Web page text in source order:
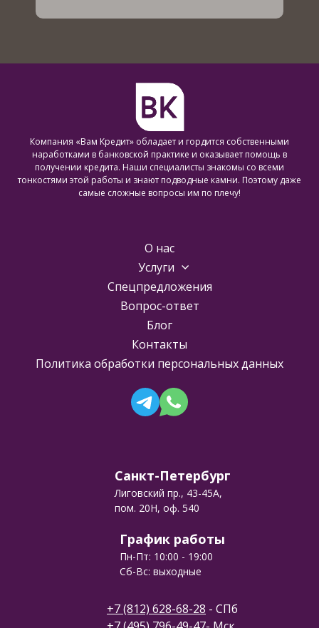
Компания «Вам Кредит» обладает и гордится собственными
наработками в банковской практике и оказывает помощь в
получении кредита. Наши специалисты знакомы со всеми
тонкостями этой работы и знают подводные камни. Поэтому даже
самые сложные вопросы им по плечу!
О нас
Услуги
Спецпредложения
Вопрос-ответ
Блог
Контакты
Политика обработки персональных данных
Санкт-Петербург
Лиговский пр., 43-45А,
пом. 20Н, оф. 540
График работы
Пн-Пт: 10:00 - 19:00
Сб-Вс: выходные
+7 (812) 628-68-28 - СПб